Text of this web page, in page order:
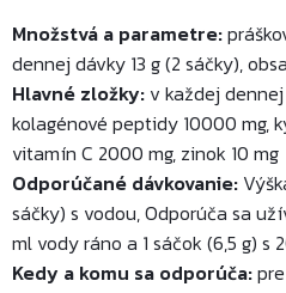
Množstvá a parametre:
dennej dávky 13 g (2 sáčky),
Hlavné zložky: v každej
kolagénové peptidy 10000 mg,
vitamín C 2000 mg, zinok 10 mg
Odporúčané dávkovanie:
sáčky) s vodou, Odporúča sa
ml vody ráno a 1 sáčok (6,5 g)
Kedy a komu sa odporúča: